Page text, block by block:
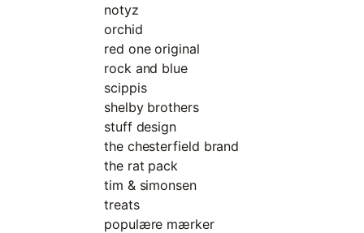
notyz
orchid
red one original
rock and blue
scippis
shelby brothers
stuff design
the chesterfield brand
the rat pack
tim & simonsen
treats
populære mærker